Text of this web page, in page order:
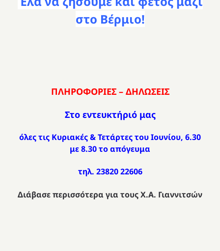
στο Βέρμιο!
ΠΛΗΡΟΦΟΡΙΕΣ – ΔΗΛΩΣΕΙΣ
Στο εντευκτήριό μας
όλες τις Κυριακές & Τετάρτες του Ιουνίου, 6.30
με 8.30 το απόγευμα
τηλ. 23820 22606
Διάβασε περισσότερα για τους Χ.Α. Γιαννιτσών